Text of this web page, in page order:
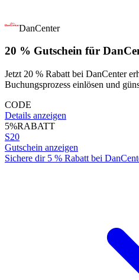
DanCenter
20 % Gutschein für
Jetzt 20 % Rabatt bei DanCenter
Buchungsprozess einlösen und
CODE
Details anzeigen
5%RABATT
S20
Gutschein anzeigen
Sichere dir 5 % Rabatt bei